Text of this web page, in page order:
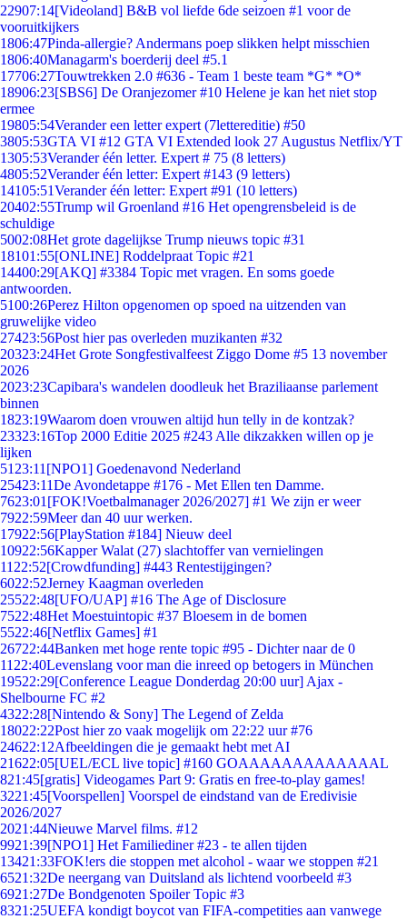
22907:14[Videoland] B&B vol liefde 6de seizoen #1 voor de
vooruitkijkers
1806:47Pinda-allergie? Andermans poep slikken helpt misschien
1806:40Managarm's boerderij deel #5.1
17706:27Touwtrekken 2.0 #636 - Team 1 beste team *G* *O*
18906:23[SBS6] De Oranjezomer #10 Helene je kan het niet stop
ermee
19805:54Verander een letter expert (7lettereditie) #50
3805:53GTA VI #12 GTA VI Extended look 27 Augustus Netflix/YT
1305:53Verander één letter. Expert # 75 (8 letters)
4805:52Verander één letter: Expert #143 (9 letters)
14105:51Verander één letter: Expert #91 (10 letters)
20402:55Trump wil Groenland #16 Het opengrensbeleid is de
schuldige
5002:08Het grote dagelijkse Trump nieuws topic #31
18101:55[ONLINE] Roddelpraat Topic #21
14400:29[AKQ] #3384 Topic met vragen. En soms goede
antwoorden.
5100:26Perez Hilton opgenomen op spoed na uitzenden van
gruwelijke video
27423:56Post hier pas overleden muzikanten #32
20323:24Het Grote Songfestivalfeest Ziggo Dome #5 13 november
2026
2023:23Capibara's wandelen doodleuk het Braziliaanse parlement
binnen
1823:19Waarom doen vrouwen altijd hun telly in de kontzak?
23323:16Top 2000 Editie 2025 #243 Alle dikzakken willen op je
lijken
51 23:11 [NPO1] Goedenavond Nederland
25423:11De Avondetappe #176 - Met Ellen ten Damme.
7623:01 [FOK!Voetbalmanager 2026/2027] #1 We zijn er weer
7922:59Meer dan 40 uur werken.
17922:56[PlayStation #184] Nieuw deel
10922:56Kapper Walat (27) slachtoffer van vernielingen
11 22:52[Crowdfunding] #443 Rentestijgingen?
6022:52Jerney Kaagman overleden
25522:48[UFO/UAP] #16 The Age of Disclosure
7522:48Het Moestuintopic #37 Bloesem in de bomen
5522:46[Netflix Games] #1
26722:44Banken met hoge rente topic #95 - Dichter naar de 0
11 22:40Levenslang voor man die inreed op betogers in München
19522:29[Conference League Donderdag 20:00 uur] Ajax -
Shelbourne FC #2
4322:28[Nintendo & Sony] The Legend of Zelda
18022:22Post hier zo vaak mogelijk om 22:22 uur #76
24622:12Afbeeldingen die je gemaakt hebt met AI
21622:05[UEL/ECL live topic] #160 GOAAAAAAAAAAAAAL
821:45[gratis] Videogames Part 9: Gratis en free-to-play games!
3221:45[Voorspellen] Voorspel de eindstand van de Eredivisie
2026/2027
2021:44Nieuwe Marvel films. #12
9921:39[NPO1] Het Familiediner #23 - te allen tijden
13421:33FOK!ers die stoppen met alcohol - waar we stoppen #21
6521:32De neergang van Duitsland als lichtend voorbeeld #3
6921:27De Bondgenoten Spoiler Topic #3
8321:25UEFA kondigt boycot van FIFA-competities aan vanwege